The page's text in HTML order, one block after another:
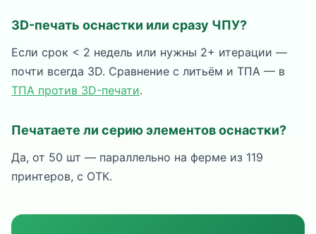
3D-печать оснастки или сразу ЧПУ?
Если срок < 2 недель или нужны 2+ итерации —
почти всегда 3D. Сравнение с литьём и ТПА — в
ТПА против 3D-печати.
Печатаете ли серию элементов оснастки?
Да, от 50 шт — параллельно на ферме из 119
принтеров, с ОТК.